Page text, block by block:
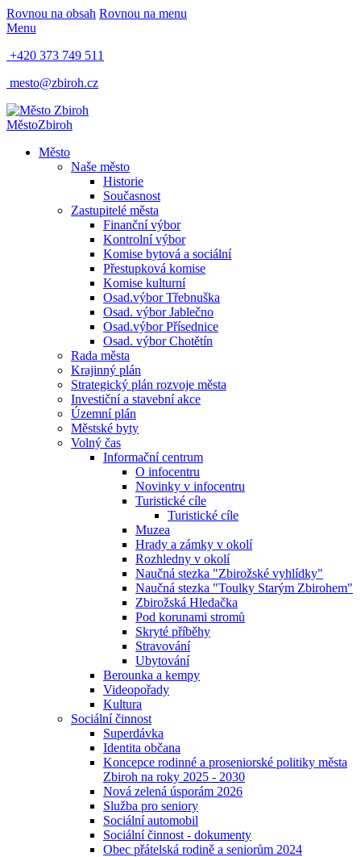
Rovnou na obsah Rovnou na menu
Menu
+420 373 749 511
mesto@zbiroh.cz
MěstoZbiroh
Město
Naše město
Historie
Současnost
Zastupitelé města
Finanční výbor
Kontrolní výbor
Komise bytová a sociální
Přestupková komise
Komise kulturní
Osad.výbor Třebnuška
Osad. výbor Jablečno
Osad.výbor Přísednice
Osad. výbor Chotětín
Rada města
Krajinný plán
Strategický plán rozvoje města
Investiční a stavební akce
Územní plán
Městské byty
Volný čas
Informační centrum
O infocentru
Novinky v infocentru
Turistické cíle
Turistické cíle
Muzea
Hrady a zámky v okolí
Rozhledny v okolí
Naučná stezka "Zbirožské vyhlídky"
Naučná stezka "Toulky Starým Zbirohem"
Zbirožská Hledačka
Pod korunami stromů
Skryté příběhy
Stravování
Ubytování
Berounka a kempy
Videopořady
Kultura
Sociální činnost
Superdávka
Identita občana
Koncepce rodinné a proseniorské politiky města
Zbiroh na roky 2025 - 2030
Nová zelená úsporám 2026
Služba pro seniory
Sociální automobil
Sociální činnost - dokumenty
Obec přátelská rodině a seniorům 2024